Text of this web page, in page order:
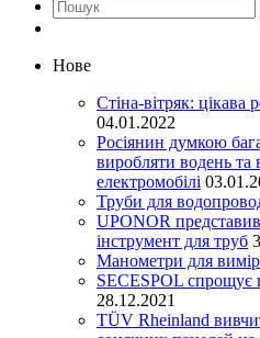
Нове
Стіна-вітряк: цікава
04.01.2022
Росіянин думкою
виробляти водень та
електромобілі
Труби для
UPONOR
інструмент для труб
Манометри для
SECESPOL спрощує
28.12.2021
TÜV Rheinland